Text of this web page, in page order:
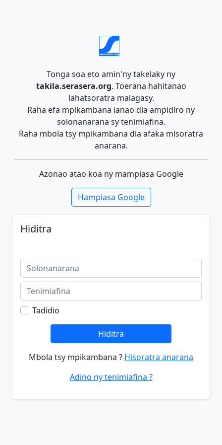
Tonga soa eto amin'ny takelaky ny
takila.serasera.org. Toerana hahitanao
lahatsoratra malagasy.
Raha efa mpikambana ianao dia ampidiro ny
solonanarana sy tenimiafina.
Raha mbola tsy mpikambana dia afaka misoratra
anarana.
Azonao atao koa ny mampiasa Google
Hampiasa Google
Hiditra
Tadidio
Hiditra
Mbola tsy mpikambana ? Hisoratra anarana
Adino ny tenimiafina ?